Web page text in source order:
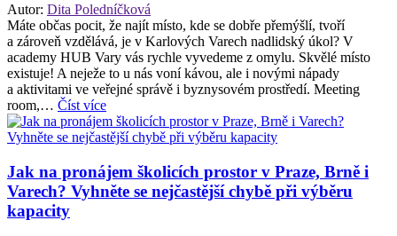
Autor: Dita Poledníčková
Máte občas pocit, že najít místo, kde se dobře přemýšlí, tvoří
a zároveň vzdělává, je v Karlových Varech nadlidský úkol? V
academy HUB Vary vás rychle vyvedeme z omylu. Skvělé místo
existuje! A neježe to u nás voní kávou, ale i novými nápady
a aktivitami ve veřejné správě i byznysovém prostředí. Meeting
room,… Číst více
Jak na pronájem školicích prostor v Praze, Brně i
Varech? Vyhněte se nejčastější chybě při výběru
kapacity